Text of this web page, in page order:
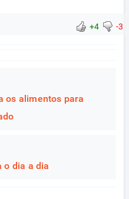
+4 -3
os alimentos para
o dia a dia